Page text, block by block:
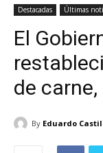
Destacadas Últimas
El
de
By Eduardo